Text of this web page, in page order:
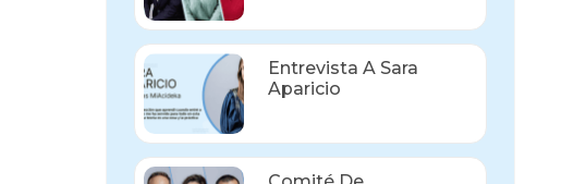
Entrevista A Sara
Aparicio